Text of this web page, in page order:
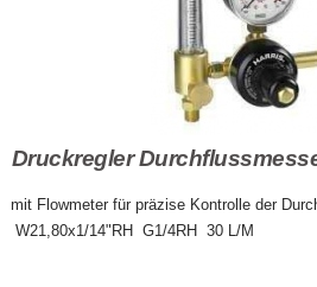
Druckregler
mit Flowmeter für präzise Kontrolle der
W21,80x1/14"RH G1/4RH 30 L/M